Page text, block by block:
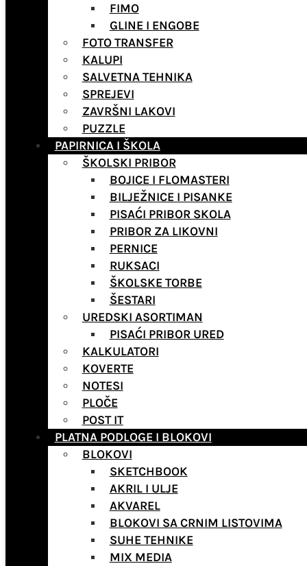
FIMO
GLINE I ENGOBE
FOTO TRANSFER
KALUPI
SALVETNA TEHNIKA
SPREJEVI
ZAVRŠNI LAKOVI
PUZZLE
PAPIRNICA I ŠKOLA
ŠKOLSKI PRIBOR
BOJICE I FLOMASTERI
BILJEŽNICE I PISANKE
PISAĆI PRIBOR SKOLA
PRIBOR ZA LIKOVNI
PERNICE
RUKSACI
ŠKOLSKE TORBE
ŠESTARI
UREDSKI ASORTIMAN
PISAĆI PRIBOR URED
KALKULATORI
KOVERTE
NOTESI
PLOČE
POST IT
PLATNA PODLOGE I BLOKOVI
BLOKOVI
SKETCHBOOK
AKRIL I ULJE
AKVAREL
BLOKOVI SA CRNIM LISTOVIMA
SUHE TEHNIKE
MIX MEDIA